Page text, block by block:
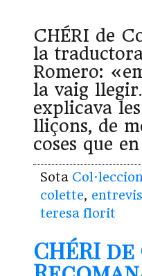
CHÉRI de
la
Romero:
la vaig
explicava
lliçons, de
coses que
Sota
colette,
teresa florit
CHÉRI